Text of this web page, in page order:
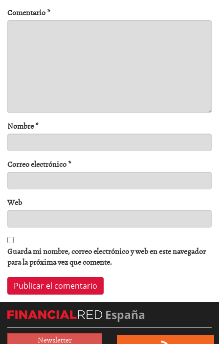
Comentario*
Nombre*
Correo electrónico*
Web
Guarda mi nombre, correo electrónico y web en este navegador
para la próxima vez que comente.
España
Newsletter